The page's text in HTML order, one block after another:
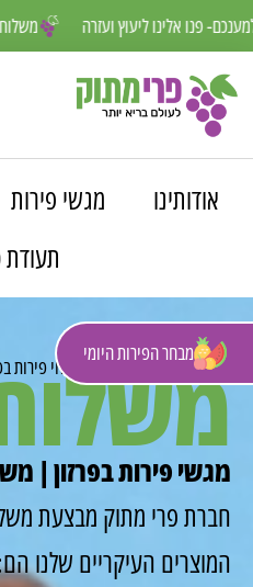
אנחנו פה למענכם- פנו אלינו ליעוץ
מבחר הפירות היומי
אודותינו מגשי פירות
פרי מתוק» משלוחים»משלוחי פירות
מגשי פירות בפרזון |
חברת פרי מתוק מבצעת
המוצרים העיקריים שלנו